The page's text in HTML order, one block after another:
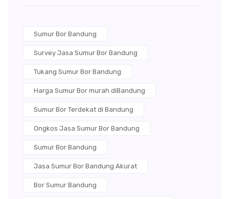
Sumur Bor Bandung
Survey Jasa Sumur Bor Bandung
Tukang Sumur Bor Bandung
Harga Sumur Bor murah diBandung
Sumur Bor Terdekat di Bandung
Ongkos Jasa Sumur Bor Bandung
Sumur Bor Bandung
Jasa Sumur Bor Bandung Akurat
Bor Sumur Bandung